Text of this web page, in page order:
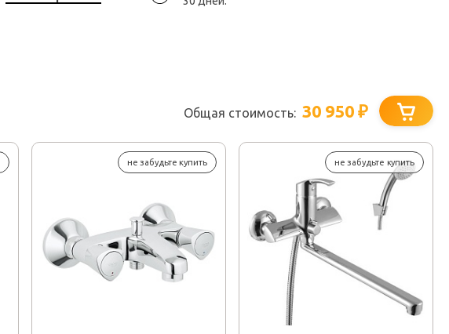
Общая стоимость: 30 950₽
не забудьте купить не забудьте купить